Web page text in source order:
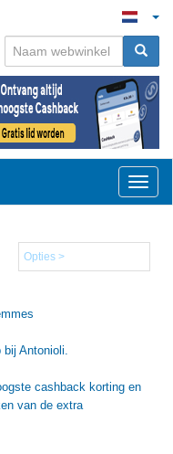
Toggle
Opties >
bij Antonioli.
cashback korting en
van de extra